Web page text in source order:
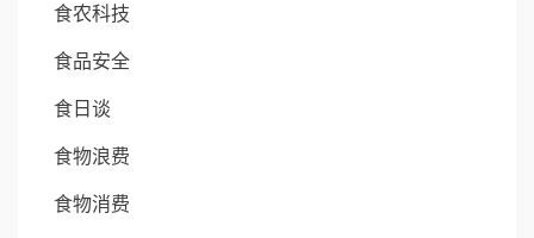
食农科技
食品安全
食日谈
食物浪费
食物消费